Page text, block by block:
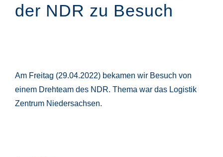
der NDR zu Besuch
Am Freitag (29.04.2022) bekamen wir Besuch von
einem Drehteam des NDR. Thema war das Logistik
Zentrum Niedersachsen.